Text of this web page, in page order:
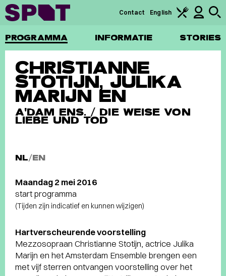
PROGRAMMA INFORMATIE STORIES
Contact English
CHRISTIANNE
STOTIJN, JULIKA
MARIJN EN
A'DAM ENS. / DIE WEISE VON
LIEBE UND TOD
NL/EN
Maandag 2 mei 2016
start programma
(Tijden zijn indicatief en kunnen wijzigen)
Hartverscheurende voorstelling
Mezzosopraan Christianne Stotijn, actrice Julika
Marijn en het Amsterdam Ensemble brengen een
met vijf sterren ontvangen voorstelling over het